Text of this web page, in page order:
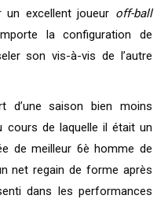
excellent joueur off-ball
la configuration de
son vis-à-vis de l’autre
d’une saison bien moins
cours de laquelle il était un
de meilleur 6è homme de
net regain de forme après
dans les performances